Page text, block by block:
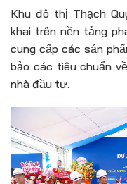
Khu đô thị Thạch
khai trên nền tảng
cung cấp các sản
bảo các tiêu chuẩn
nhà đầu tư.